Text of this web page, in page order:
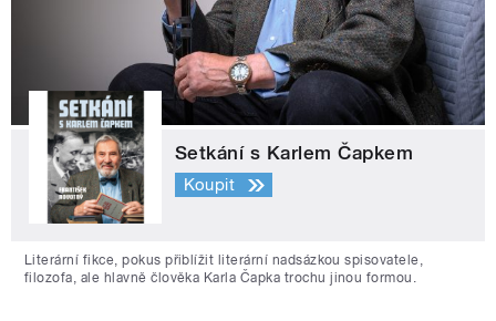
Setkání s Karlem Čapkem
Koupit
Literární fikce, pokus přiblížit literární nadsázkou spisovatele,
filozofa, ale hlavně člověka Karla Čapka trochu jinou formou.